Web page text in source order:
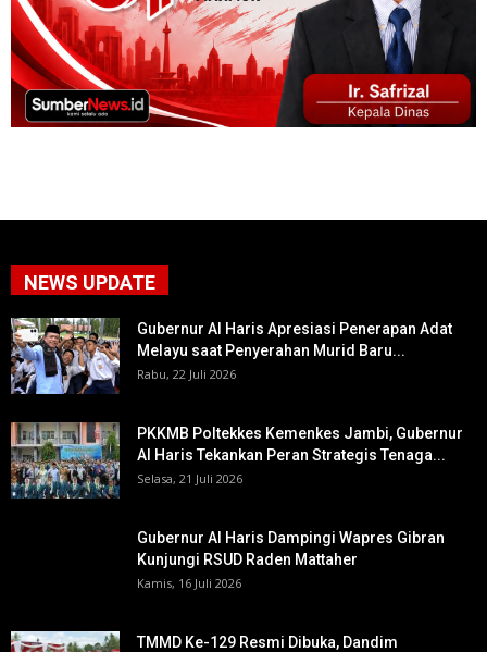
NEWS UPDATE
Gubernur Al Haris Apresiasi Penerapan Adat
Melayu saat Penyerahan Murid Baru...
Rabu, 22 Juli 2026
PKKMB Poltekkes Kemenkes Jambi, Gubernur
Al Haris Tekankan Peran Strategis Tenaga...
Selasa, 21 Juli 2026
Gubernur Al Haris Dampingi Wapres Gibran
Kunjungi RSUD Raden Mattaher
Kamis, 16 Juli 2026
TMMD Ke-129 Resmi Dibuka, Dandim